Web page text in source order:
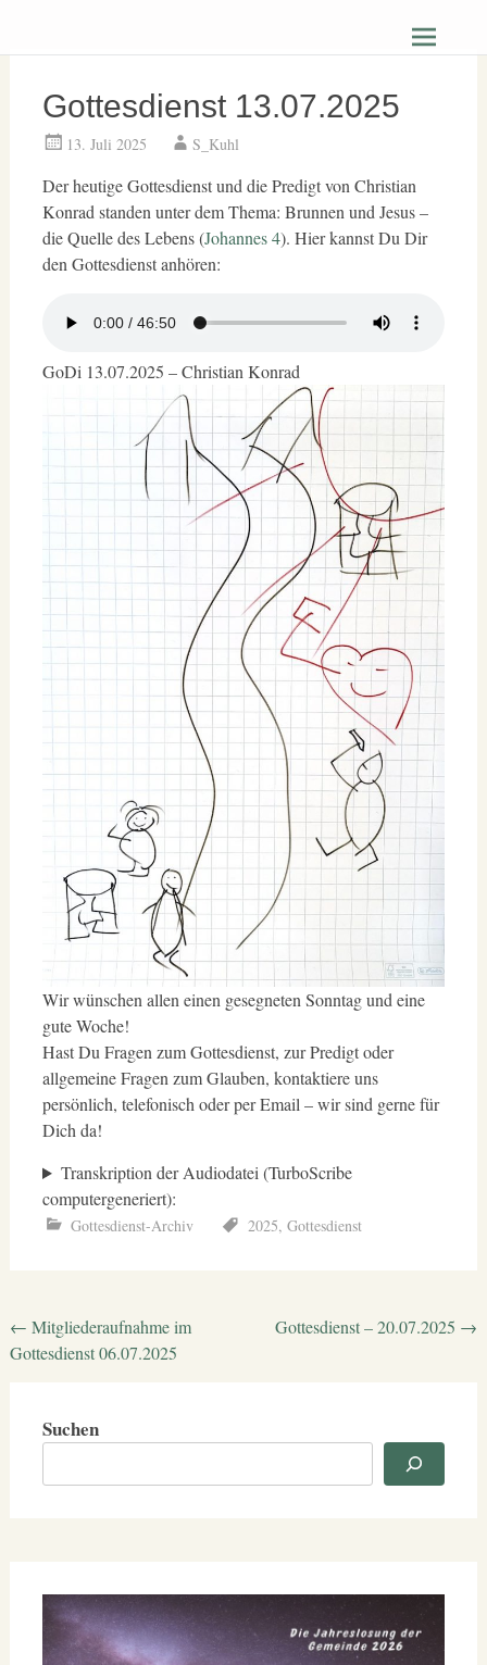
Christus Zuerst Gemeinde Hüttenberg
Gottesdienst 13.07.2025
13. Juli 2025 S_Kuhl
Der heutige Gottesdienst und die Predigt von Christian
Konrad standen unter dem Thema: Brunnen und Jesus –
die Quelle des Lebens (Johannes 4). Hier kannst Du Dir
den Gottesdienst anhören:
GoDi 13.07.2025 – Christian Konrad
Wir wünschen allen einen gesegneten Sonntag und eine
gute Woche!
Hast Du Fragen zum Gottesdienst, zur Predigt oder
allgemeine Fragen zum Glauben, kontaktiere uns
persönlich, telefonisch oder per Email – wir sind gerne für
Dich da!
Transkription der Audiodatei (TurboScribe
computergeneriert):
Gottesdienst-Archiv 2025, Gottesdienst
Beitragsnavigation
← Mitgliederaufnahme im
Gottesdienst 06.07.2025
Gottesdienst – 20.07.2025 →
Suchen